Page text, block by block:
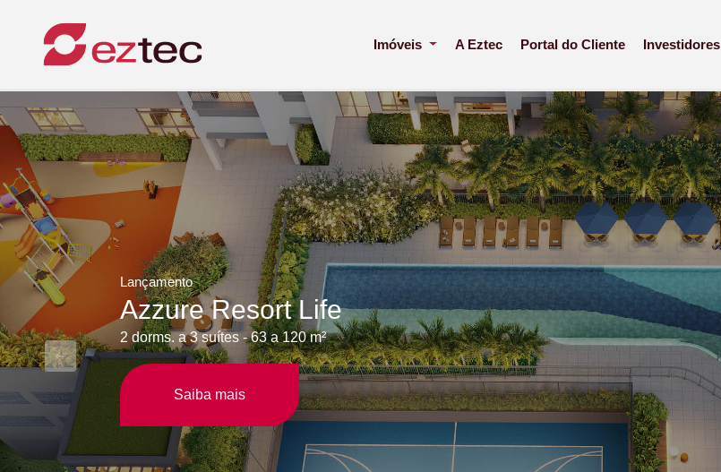
Eztec Imóveis A Eztec Portal do Cliente Investidores
Lançamento
GranResort Reserva São Caetano
2 Suítes 68m² | 3 Dorms. 77m² | 3 Dorms. 86 e 89m²* | 3 Suítes 111m²* | 4 dorms. 134m²*
Saiba mais
Anterior